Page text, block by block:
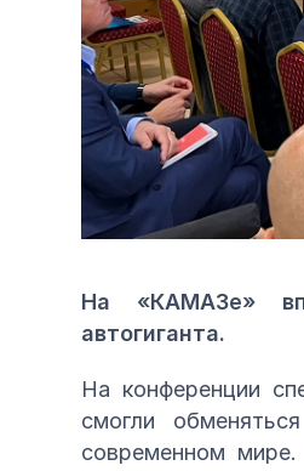
На «КАМАЗе»
автогиганта.
На конференции
смогли
современном